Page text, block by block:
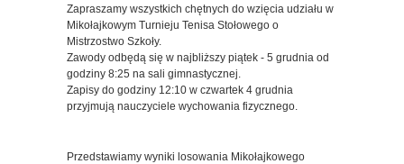
Zapraszamy wszystkich chętnych do wzięcia udziału w
Mikołajkowym Turnieju Tenisa Stołowego o
Mistrzostwo Szkoły.
Zawody odbędą się w najbliższy piątek - 5 grudnia od
godziny 8:25 na sali gimnastycznej.
Zapisy do godziny 12:10 w czwartek 4 grudnia
przyjmują nauczyciele wychowania fizycznego.
Przedstawiamy wyniki losowania Mikołajkowego